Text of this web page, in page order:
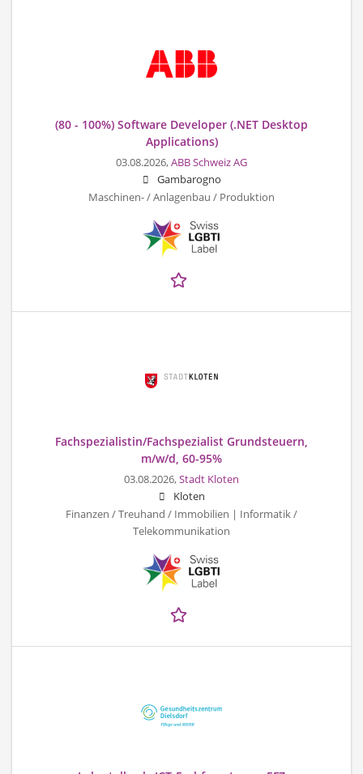
(80 - 100%) Software Developer (.NET Desktop
Applications)
03.08.2026,ABB Schweiz AG
Gambarogno
Maschinen- / Anlagenbau / Produktion
Fachspezialistin/Fachspezialist Grundsteuern,
m/w/d, 60-95%
03.08.2026,Stadt Kloten
Kloten
Finanzen / Treuhand / Immobilien | Informatik /
Telekommunikation